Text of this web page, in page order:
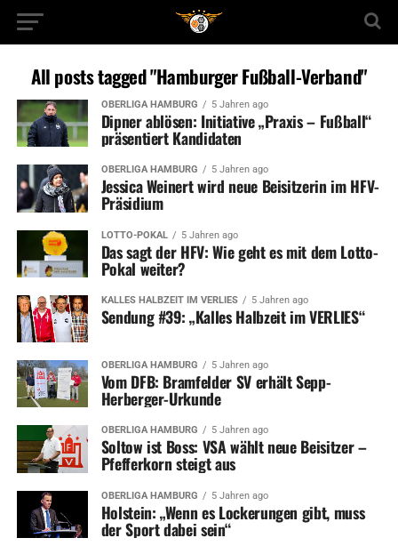
All posts tagged "Hamburger Fußball-Verband"
OBERLIGA HAMBURG 5 Jahren ago
Dipner ablösen: Initiative „Praxis – Fußball“
präsentiert Kandidaten
OBERLIGA HAMBURG 5 Jahren ago
Jessica Weinert wird neue Beisitzerin im HFV-
Präsidium
LOTTO-POKAL 5 Jahren ago
Das sagt der HFV: Wie geht es mit dem Lotto-
Pokal weiter?
KALLES HALBZEIT IM VERLIES 5 Jahren ago
Sendung #39: „Kalles Halbzeit im VERLIES“
OBERLIGA HAMBURG 5 Jahren ago
Vom DFB: Bramfelder SV erhält Sepp-
Herberger-Urkunde
OBERLIGA HAMBURG 5 Jahren ago
Soltow ist Boss: VSA wählt neue Beisitzer –
Pfefferkorn steigt aus
OBERLIGA HAMBURG 5 Jahren ago
Holstein: „Wenn es Lockerungen gibt, muss
der Sport dabei sein“